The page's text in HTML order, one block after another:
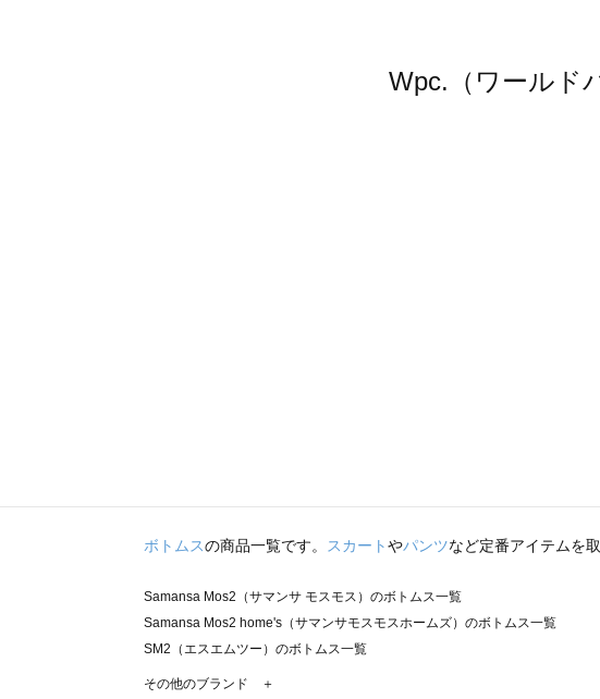
Wpc.（ワールド
ボトムスの商品一覧です。 スカートやパンツなど定番アイテムを
Samansa Mos2（サマンサ モスモス）のボトムス一覧
Samansa Mos2 home's（サマンサモスモスホームズ）のボトムス一覧
SM2（エスエムツー）のボトムス一覧
TSUHARU by Samansa Mos2（ツハルバイサマンサモスモス）のボトムス一覧
その他のブランド ＋